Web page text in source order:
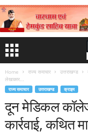
Home राज्य समाचार उत्तराखण्ड
लेखाकार...
राज्य समाचार उत्तराखण्ड क्राइम
दून मेडिकल
कार्रवाई, कथित